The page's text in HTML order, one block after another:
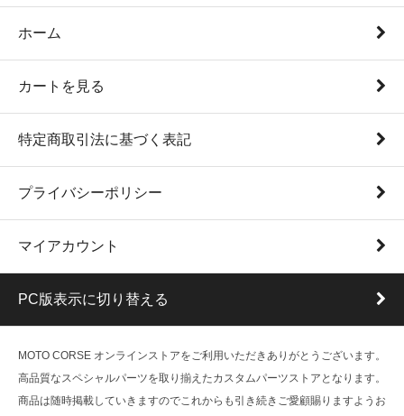
ホーム
カートを見る
特定商取引法に基づく表記
プライバシーポリシー
マイアカウント
PC版表示に切り替える
MOTO CORSE オンラインストアをご利用いただきありがとうございます。
高品質なスペシャルパーツを取り揃えたカスタムパーツストアとなります。
商品は随時掲載していきますのでこれからも引き続きご愛顧賜りますようお